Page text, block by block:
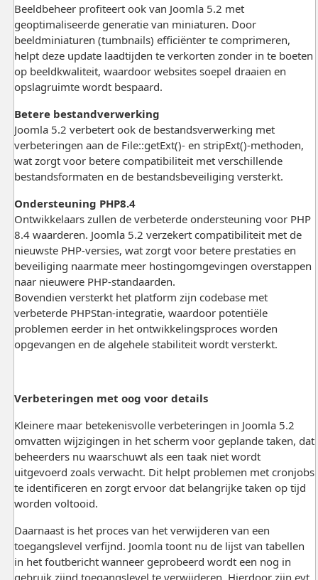
Beeldbeheer profiteert ook van Joomla 5.2 met
geoptimaliseerde generatie van miniaturen. Door
beeldminiaturen (tumbnails) efficiënter te comprimeren,
helpt deze update laadtijden te verkorten zonder in te boeten
op beeldkwaliteit, waardoor websites soepel draaien en
opslagruimte wordt bespaard.
Betere bestandverwerking
Joomla 5.2 verbetert ook de bestandsverwerking met
verbeteringen aan de File::getExt()- en stripExt()-methoden,
wat zorgt voor betere compatibiliteit met verschillende
bestandsformaten en de bestandsbeveiliging versterkt.
Ondersteuning PHP8.4
Ontwikkelaars zullen de verbeterde ondersteuning voor PHP
8.4 waarderen. Joomla 5.2 verzekert compatibiliteit met de
nieuwste PHP-versies, wat zorgt voor betere prestaties en
beveiliging naarmate meer hostingomgevingen overstappen
naar nieuwere PHP-standaarden.
Bovendien versterkt het platform zijn codebase met
verbeterde PHPStan-integratie, waardoor potentiële
problemen eerder in het ontwikkelingsproces worden
opgevangen en de algehele stabiliteit wordt versterkt.
Verbeteringen met oog voor details
Kleinere maar betekenisvolle verbeteringen in Joomla 5.2
omvatten wijzigingen in het scherm voor geplande taken, dat
beheerders nu waarschuwt als een taak niet wordt
uitgevoerd zoals verwacht. Dit helpt problemen met cronjobs
te identificeren en zorgt ervoor dat belangrijke taken op tijd
worden voltooid.
Daarnaast is het proces van het verwijderen van een
toegangslevel verfijnd. Joomla toont nu de lijst van tabellen
in het foutbericht wanneer geprobeerd wordt een nog in
gebruik zijnd toegangslevel te verwijderen. Hierdoor zijn evt.